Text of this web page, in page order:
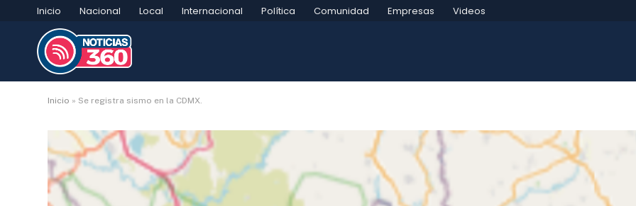
Inicio Nacional Local Internacional Política Comunidad Empresas Videos
Inicio » Se registra sismo en la CDMX.